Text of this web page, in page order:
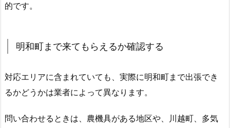
的です。
明和町まで来てもらえるか確認する
対応エリアに含まれていても、実際に明和町まで出張でき
るかどうかは業者によって異なります。
問い合わせるときは、農機具がある地区や、川越町、多気